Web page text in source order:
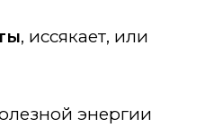
, иссякает, или
энергии